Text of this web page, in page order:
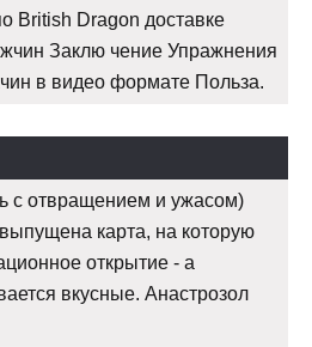
British Dragon доставке
Заклю чение Упражнения
в видео формате Польза.
с отвращением и ужасом)
карта, на которую
открытие - а
вкусные. Анастрозол